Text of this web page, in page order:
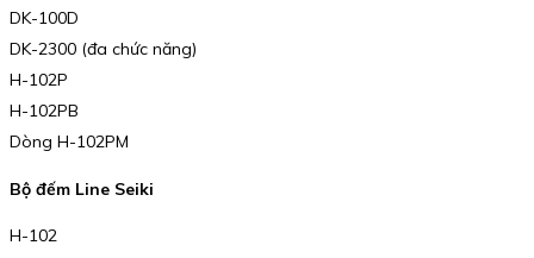
DK-100D
DK-2300 (đa chức năng)
H-102P
H-102PB
Dòng H-102PM
Bộ đếm Line Seiki
H-102